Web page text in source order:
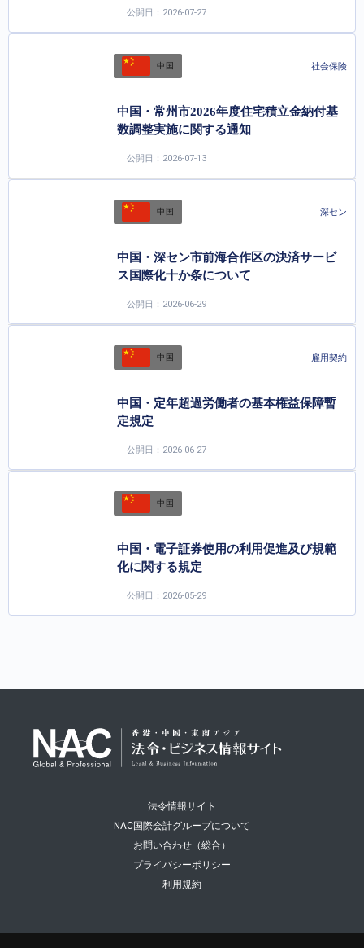
公開日：2026-07-27
中国 社会保険
中国・常州市2026年度住宅積立金納付基
数調整実施に関する通知
公開日：2026-07-13
中国 深セン
中国・深セン市前海合作区の決済サービ
ス国際化十か条について
公開日：2026-06-29
中国 雇用契約
中国・定年超過労働者の基本権益保障暫
定規定
公開日：2026-06-27
中国
中国・電子証券使用の利用促進及び規範
化に関する規定
公開日：2026-05-29
法令情報サイト
NAC国際会計グループについて
お問い合わせ（総合）
プライバシーポリシー
利用規約